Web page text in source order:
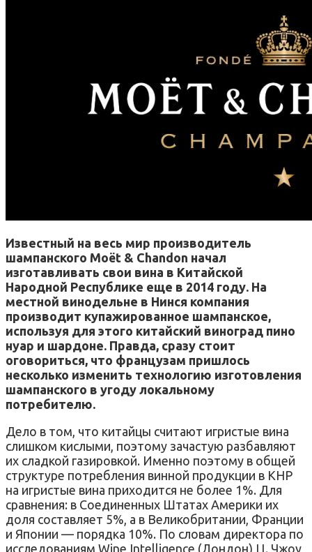
Известный на весь мир производитель
шампанского Moët & Chandon начал
изготавливать свои вина в Китайской
Народной Республике еще в 2014 году. На
местной винодельне в Нинся компания
производит купажированное шампанское,
используя для этого китайский виноград пино
нуар и шардоне. Правда, сразу стоит
оговориться, что французам пришлось
несколько изменить технологию изготовления
шампанского в угоду локальному
потребителю.
Дело в том, что китайцы считают игристые вина
слишком кислыми, поэтому зачастую разбавляют
их сладкой газировкой. Именно поэтому в общей
структуре потребления винной продукции в КНР
на игристые вина приходится не более 1%. Для
сравнения: в Соединенных Штатах Америки их
доля составляет 5%, а в Великобритании, Франции
и Японии — порядка 10%. По словам директора по
исследованиям Wine Intelligence (Лондон) Ц. Чжоу,